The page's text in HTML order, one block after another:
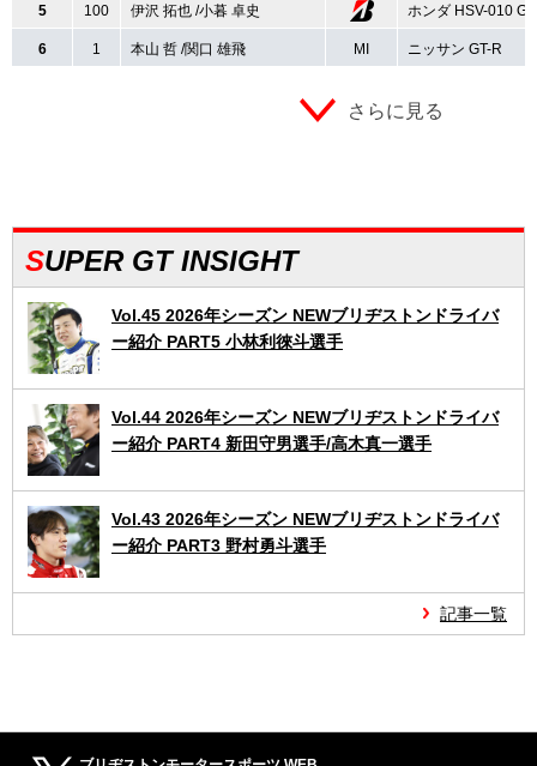
5 100 伊沢 拓也 /小暮 卓史 ホンダ HSV-010 GT
6 1 本山 哲 /関口 雄飛 MI ニッサン GT-R
さらに見る
SUPER GT INSIGHT
Vol.45 2026年シーズン NEWブリヂストンドライバ
ー紹介 PART5 小林利徠斗選手
Vol.44 2026年シーズン NEWブリヂストンドライバ
ー紹介 PART4 新田守男選手/高木真一選手
Vol.43 2026年シーズン NEWブリヂストンドライバ
ー紹介 PART3 野村勇斗選手
記事一覧